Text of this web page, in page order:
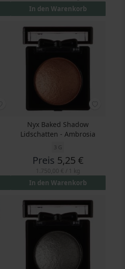
In den Warenkorb
Nyx Baked Shadow
Lidschatten - Ambrosia
3 G
Preis 5,25 €
In den Warenkorb